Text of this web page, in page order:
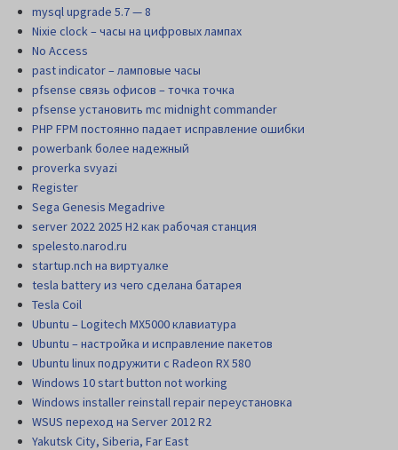
mysql upgrade 5.7 — 8
Nixie clock – часы на цифровых лампах
No Access
past indicator – ламповые часы
pfsense связь офисов – точка точка
pfsense установить mc midnight commander
PHP FPM постоянно падает исправление ошибки
powerbank более надежный
proverka svyazi
Register
Sega Genesis Megadrive
server 2022 2025 H2 как рабочая станция
spelesto.narod.ru
startup.nch на виртуалке
tesla battery из чего сделана батарея
Tesla Coil
Ubuntu – Logitech MX5000 клавиатура
Ubuntu – настройка и исправление пакетов
Ubuntu linux подружити с Radeon RX 580
Windows 10 start button not working
Windows installer reinstall repair переустановка
WSUS переход на Server 2012 R2
Yakutsk City, Siberia, Far East